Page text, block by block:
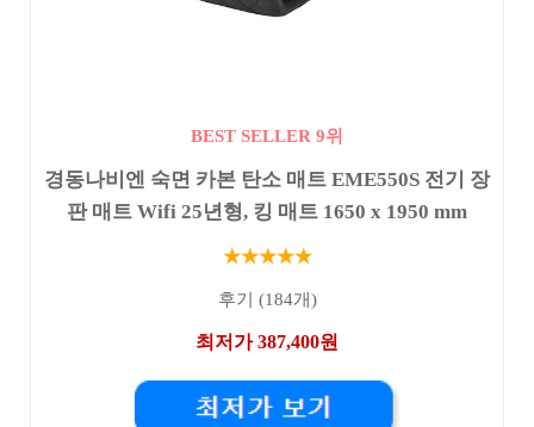
BEST SELLER 9위
경동나비엔 숙면 카본 탄소 매트 EME550S 전기 장
판 매트 Wifi 25년형, 킹 매트 1650 x 1950 mm
★★★★★
후기 (184개)
최저가 387,400원